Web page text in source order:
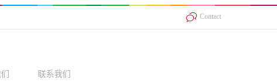
Contact
联系我们